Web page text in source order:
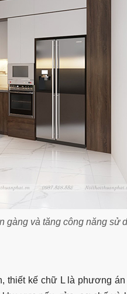
gàng và tăng công năng sử
thiết kế chữ L là phương